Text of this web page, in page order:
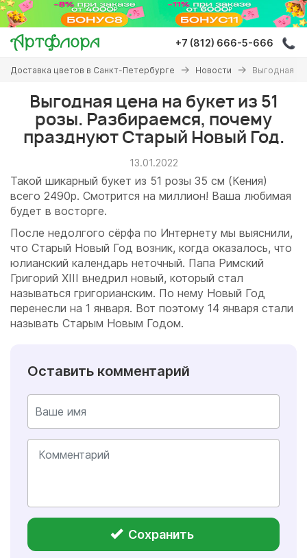
Перейти
основному
содержанию
+7 (812) 666-5-666
Вы
здесь
Доставка цветов в Санкт-Петербурге Новости Выгодная
Выгодная цена на букет из 51
розы. Разбираемся, почему
празднуют Старый Новый Год.
13.01.2022
Такой шикарный букет из 51 розы 35 см (Кения)
всего 2490р. Смотрится на миллион! Ваша любимая
будет в восторге.
После недолгого сёрфа по Интернету мы выяснили,
что Старый Новый Год возник, когда оказалось, что
юлианский календарь неточный. Папа Римский
Григорий XIII внедрил новый, который стал
называться григорианским. По нему Новый Год
перенесли на 1 января. Вот поэтому 14 января стали
называть Старым Новым Годом.
Оставить комментарий
Сохранить